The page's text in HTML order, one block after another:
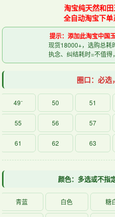
淘宝纯天然和
全自动淘宝下单
提示：添加此淘宝中国
现货18000+，选购总
执念、纠结耗时=不值
圈口：必选
49⁻ 50 51
55 56 57
61 62 63
颜色：多选或不指
青蓝 白色 糖